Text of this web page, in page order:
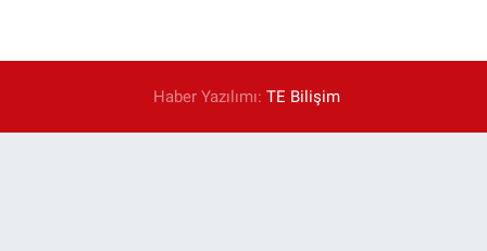
Haber Yazılımı:TE Bilişim